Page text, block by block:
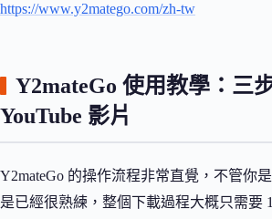
https://www.y2matego.com/zh-tw
Y2mateGo 使用教學：三
YouTube 影片
Y2mateGo 的操作流程非常直覺，不管你
是已經很熟練，整個下載過程大概只需要